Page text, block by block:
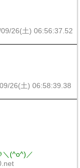
26(土) 06:56:37.52
26(土) 06:58:39.38
＼(^o^)／